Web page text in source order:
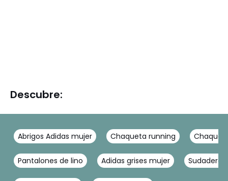
Descubre:
Abrigos Adidas mujer Chaqueta running
Pantalones de lino Adidas grises mujer Sudadera